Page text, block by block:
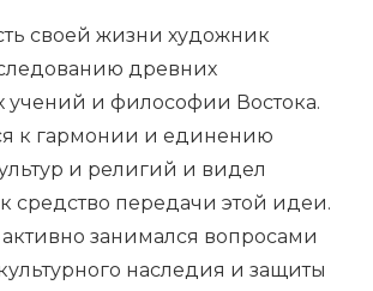
своей жизни художник
древних
учений и философии Востока.
к гармонии и единению
и религий и видел
средство передачи этой идеи.
занимался вопросами
наследия и защиты